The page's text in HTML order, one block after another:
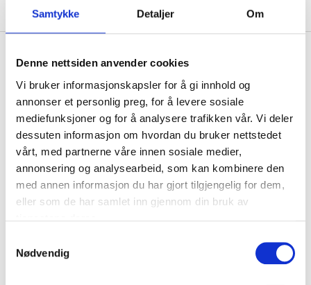
Samtykke Detaljer Om
Denne nettsiden anvender cookies
Vi bruker informasjonskapsler for å gi innhold og
annonser et personlig preg, for å levere sosiale
mediefunksjoner og for å analysere trafikken vår. Vi deler
dessuten informasjon om hvordan du bruker nettstedet
vårt, med partnerne våre innen sosiale medier,
annonsering og analysearbeid, som kan kombinere den
med annen informasjon du har gjort tilgjengelig for dem,
eller som de har samlet inn gjennom din bruk av
Nødvendig
Description
Effective self-adhesive decals to affix to the car,
helmet, motorbike, moped etc.
Technical specifications
Width